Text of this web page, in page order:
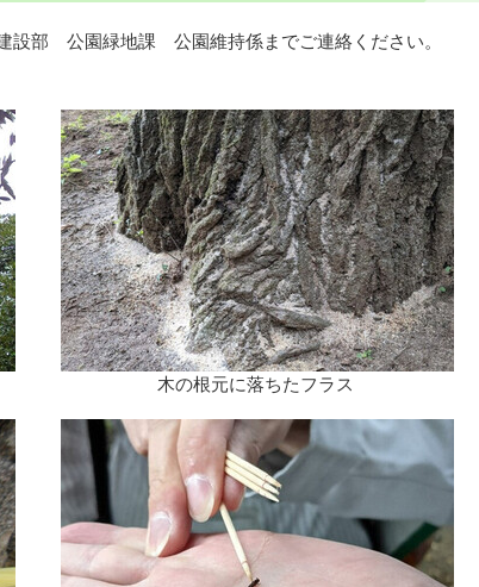
設部 公園緑地課 公園維持係までご連絡ください。
木の根元に落ちたフラス